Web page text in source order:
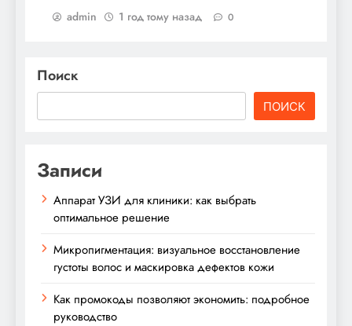
admin 1 год тому назад 0
Поиск
ПОИСК
Записи
Аппарат УЗИ для клиники: как выбрать
оптимальное решение
Микропигментация: визуальное восстановление
густоты волос и маскировка дефектов кожи
Как промокоды позволяют экономить: подробное
руководство